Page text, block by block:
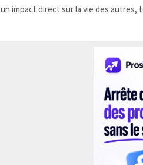
un impact direct sur la vie des